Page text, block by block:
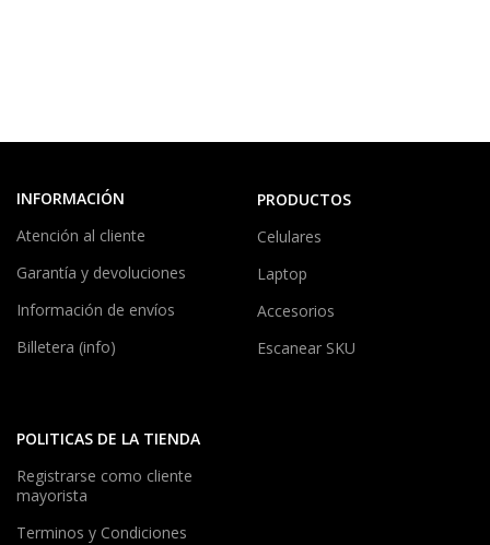
INFORMACIÓN
Atención al cliente
Garantía y devoluciones
Información de envíos
Billetera (info)
PRODUCTOS
Celulares
Laptop
Accesorios
Escanear SKU
POLITICAS DE LA TIENDA
Registrarse como cliente
mayorista
Terminos y Condiciones